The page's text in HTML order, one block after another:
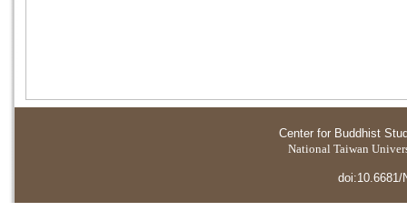
Center for Buddhist
National Taiwan
doi:10.6681/